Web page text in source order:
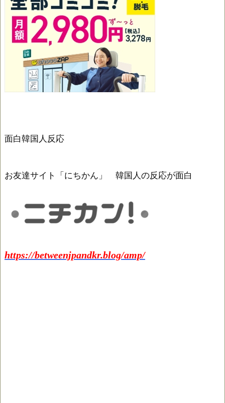
面白韓国人反応
お友達サイト「にちかん」 韓国人の反応が面白
https://betweenjpandkr.blog/amp/